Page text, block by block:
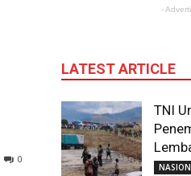
0
-
LATEST ARTICLE
TNI